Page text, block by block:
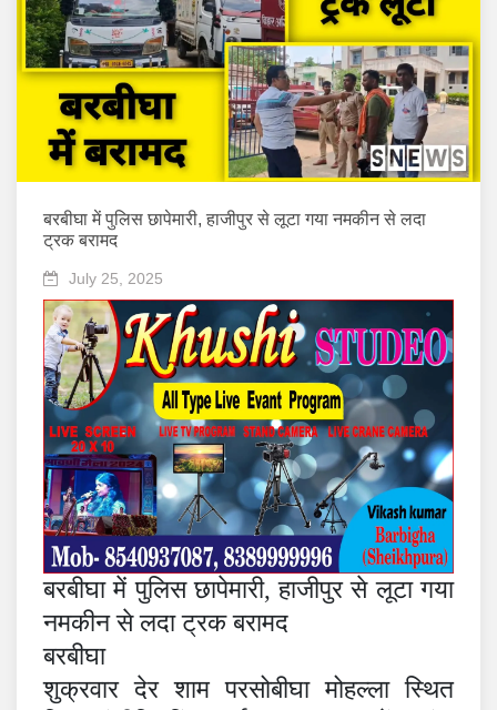
बरबीघा में पुलिस छापेमारी, हाजीपुर से लूटा गया नमकीन से लदा
ट्रक बरामद
July 25, 2025
बरबीघामें पुलिस छापेमारी, हाजीपुर से लूटा गया
नमकीन से लदा ट्रक बरामद
बरबीघा
शुक्रवार देर शामपरसोबीघामोहल्ला स्थित